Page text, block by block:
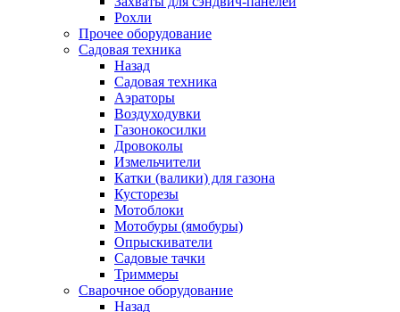
Рохли
Прочее оборудование
Садовая техника
Назад
Садовая техника
Аэраторы
Воздуходувки
Газонокосилки
Дровоколы
Измельчители
Катки (валики) для газона
Кусторезы
Мотоблоки
Мотобуры (ямобуры)
Опрыскиватели
Садовые тачки
Триммеры
Сварочное оборудование
Назад